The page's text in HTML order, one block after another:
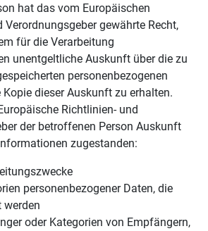
hat das vom Europäischen
Verordnungsgeber gewährte Recht,
für die Verarbeitung
unentgeltliche Auskunft über die zu
personenbezogenen
Kopie dieser Auskunft zu erhalten.
Richtlinien- und
der betroffenen Person Auskunft
zugestanden:
personenbezogener Daten, die
werden
oder Kategorien von Empfängern,